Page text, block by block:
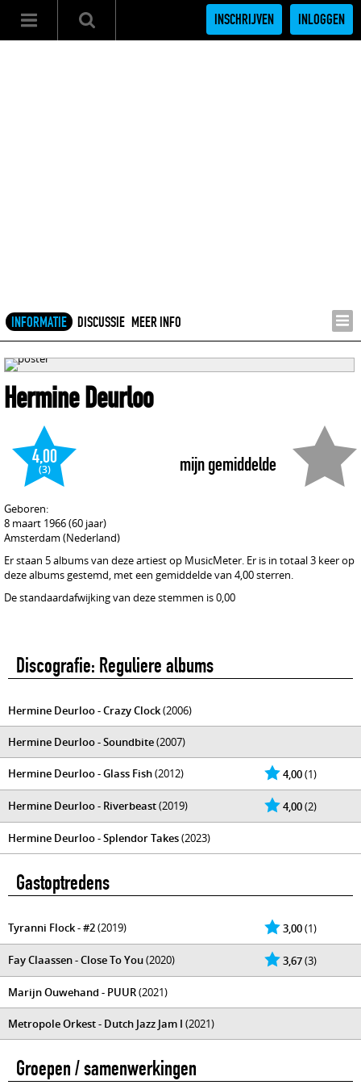
INSCHRIJVEN INLOGGEN
INFORMATIE DISCUSSIE MEER INFO
Hermine Deurloo
mijn gemiddelde
4,00
(3)
Geboren:
8 maart 1966 (60 jaar)
Amsterdam (Nederland)
Er staan 5 albums van deze artiest op MusicMeter. Er is in totaal 3 keer op
deze albums gestemd, met een gemiddelde van 4,00 sterren.
De standaardafwijking van deze stemmen is 0,00
Discografie: Reguliere albums
Hermine Deurloo - Crazy Clock(2006)
Hermine Deurloo - Soundbite(2007)
4,00(1)
Hermine Deurloo - Glass Fish(2012)
4,00(2)
Hermine Deurloo - Riverbeast(2019)
Hermine Deurloo - Splendor Takes(2023)
Gastoptredens
3,00(1)
Tyranni Flock - #2(2019)
3,67(3)
Fay Claassen - Close To You(2020)
Marijn Ouwehand - PUUR(2021)
Metropole Orkest - Dutch Jazz Jam I (2021)
Groepen / samenwerkingen